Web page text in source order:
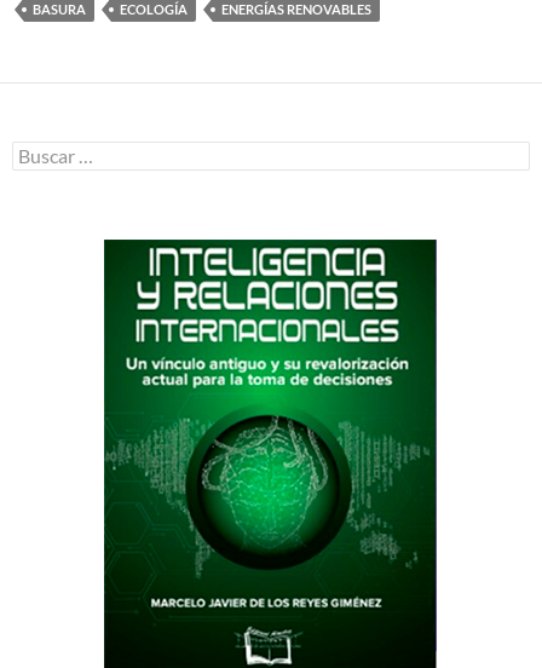
BASURA ECOLOGÍA ENERGÍAS RENOVABLES
Buscar: